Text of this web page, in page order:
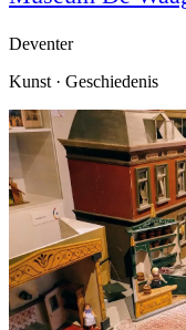
Deventer
Kunst · Geschiedenis